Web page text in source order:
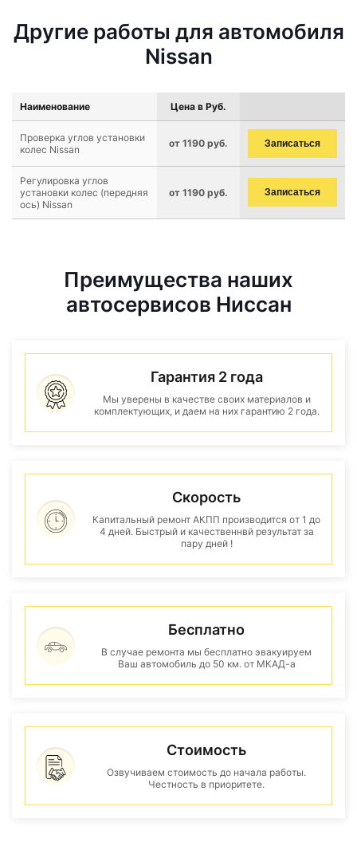
Другие работы для автомобиля
Nissan
Наименование Цена в Руб.
Проверка углов установки
колес Nissan
от 1190 руб. Записаться
Регулировка углов
установки колес (передняя
ось) Nissan
от 1190 руб. Записаться
Преимущества наших
автосервисов Ниссан
Гарантия 2 года
Мы уверены в качестве своих материалов и
комплектующих, и даем на них гарантию 2 года.
Скорость
Капитальный ремонт АКПП производится от 1 до
4 дней. Быстрый и качественнвй результат за
пару дней !
Бесплатно
В случае ремонта мы бесплатно эвакуируем
Ваш автомобиль до 50 км. от МКАД-а
Стоимость
Озвучиваем стоимость до начала работы.
Честность в приоритете.